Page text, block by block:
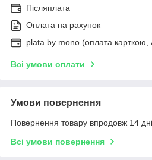
Післяплата
Оплата на рахунок
plata by mono (оплата карткою,
Всі умови оплати
Умови повернення
Повернення товару впродовж 14
Всі умови повернення